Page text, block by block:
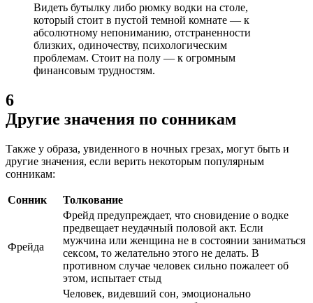
Видеть бутылку либо рюмку водки на столе,
который стоит в пустой темной комнате — к
абсолютному непониманию, отстраненности
близких, одиночеству, психологическим
проблемам. Стоит на полу — к огромным
финансовым трудностям.
6
Другие значения по сонникам
Также у образа, увиденного в ночных грезах, могут быть и
другие значения, если верить некоторым популярным
сонникам:
Сонник Толкование
Фрейда
Фрейд предупреждает, что сновидение о водке
предвещает неудачный половой акт. Если
мужчина или женщина не в состоянии заниматься
сексом, то желательно этого не делать. В
противном случае человек сильно пожалеет об
этом, испытает стыд
Человек, видевший сон, эмоционально